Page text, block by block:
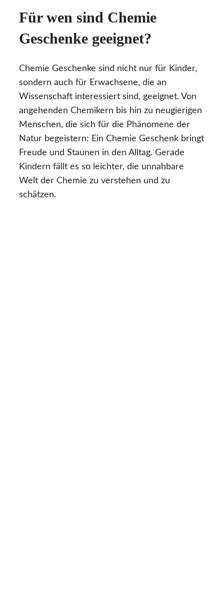
Für wen sind Chemie
Geschenke geeignet?
Chemie Geschenke sind nicht nur für Kinder,
sondern auch für Erwachsene, die an
Wissenschaft interessiert sind, geeignet. Von
angehenden Chemikern bis hin zu neugierigen
Menschen, die sich für die Phänomene der
Natur begeistern: Ein Chemie Geschenk bringt
Freude und Staunen in den Alltag. Gerade
Kindern fällt es so leichter, die unnahbare
Welt der Chemie zu verstehen und zu
schätzen.